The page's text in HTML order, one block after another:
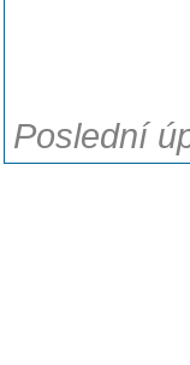
Poslední